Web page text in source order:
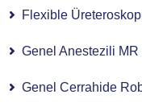
Flexible
Genel Anestezili MR
Genel Cerrahide